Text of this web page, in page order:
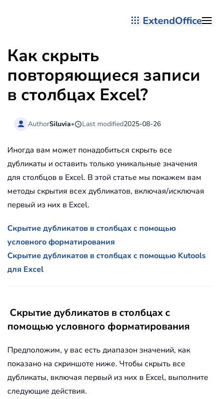
ExtendOffice
Как скрыть
повторяющиеся записи
в столбцах Excel?
AuthorSiluvia• Last modified2025-08-26
Иногда вам может понадобиться скрыть все
дубликаты и оставить только уникальные значения
для столбцов в Excel. В этой статье мы покажем вам
методы скрытия всех дубликатов, включая/исключая
первый из них в Excel.
Скрытие дубликатов в столбцах с помощью
условного форматирования
Скрытие дубликатов в столбцах с помощью Kutools
для Excel
Скрытие дубликатов в столбцах с
помощью условного форматирования
Предположим, у вас есть диапазон значений, как
показано на скриншоте ниже. Чтобы скрыть все
дубликаты, включая первый из них в Excel, выполните
следующие действия.